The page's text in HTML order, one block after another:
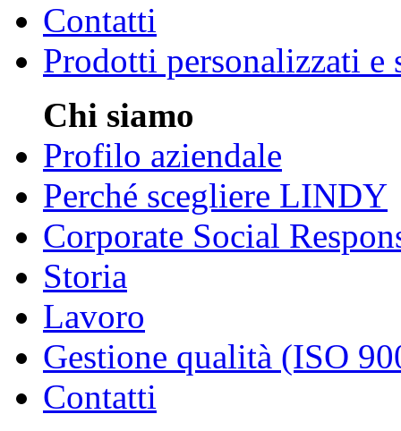
Contatti
Prodotti personalizzati e
Chi siamo
Profilo aziendale
Perché scegliere LINDY
Corporate Social
Storia
Lavoro
Gestione qualità (ISO
Contatti